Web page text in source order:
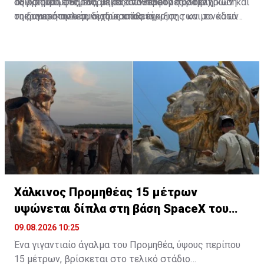
ουκρανική πολεμική προσπάθεια.
τη δυνατότητα συνεχούς υποστήριξης των μονάδων
της αμερικανικής διαδικασίας έγκρισης και το κατά
Χάλκινος Προμηθέας 15 μέτρων
υψώνεται δίπλα στη βάση SpaceX του
Έλον Μασκ
09.08.2026 10:25
Ένα γιγαντιαίο άγαλμα του Προμηθέα, ύψους περίπου
15 μέτρων, βρίσκεται στο τελικό στάδιο